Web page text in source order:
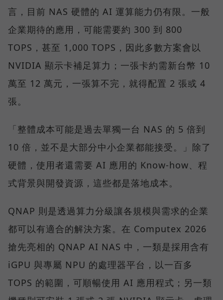
言，目前 NAS 硬體的 AI 運算能力仍有限。一般
企業期待的應用，可能需要約 300 到 800
TOPS，甚至 1,000 TOPS，因此多數方案會以
NVIDIA 顯示卡補足算力；一張卡約需新台幣 10
萬至 12 萬元，一張算不完，就得配置 2 張或 4
張。
「整體成本可能是過去單獨一台 NAS 的 5 倍到
10 倍，並不是大部分中小企業都能接受。」除了
硬體，使用者還需要 AI 應用的 Know-how、程
式背景與開發資源，這些都是落地成本。
QNAP 則是透過算力分級讓各規模與需求的企業
都可以有適合的解決方案。在 Computex 2026
搶先亮相的 QNAP AI NAS 中，一類是採用含有
iGPU 與專屬 NPU 的處理器平台，以一百多
TOPS 的範圍，可順暢使用 AI 應用程式；另一類